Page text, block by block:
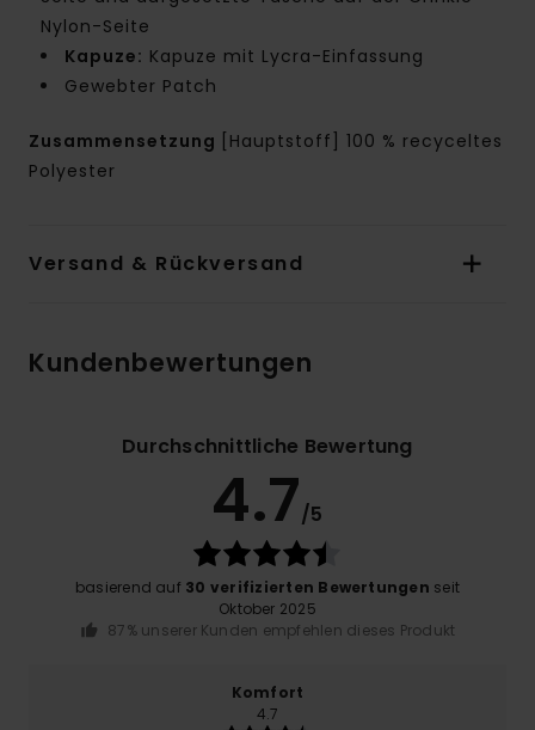
Nylon-Seite
Kapuze: Kapuze mit Lycra-Einfassung
Gewebter Patch
Zusammensetzung
[Hauptstoff] 100 % recyceltes
Polyester
Versand & Rückversand
Kundenbewertungen
Durchschnittliche Bewertung
4.7/5
basierend auf 30 verifizierten Bewertungen seit
Oktober 2025
87% unserer Kunden empfehlen dieses Produkt
Komfort
4.7